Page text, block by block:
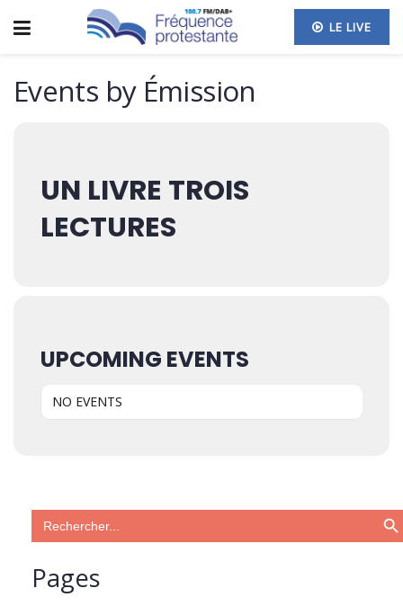
LE LIVE
Events by Émission
UN LIVRE TROIS
LECTURES
UPCOMING EVENTS
NO EVENTS
Search
for:
Search
Pages